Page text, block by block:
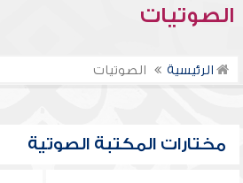
الصوتيات
الرئيسية الصوتيات
مختارات المكتبة الصوتية